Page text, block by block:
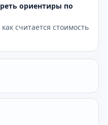
ориентиры по
считается стоимость